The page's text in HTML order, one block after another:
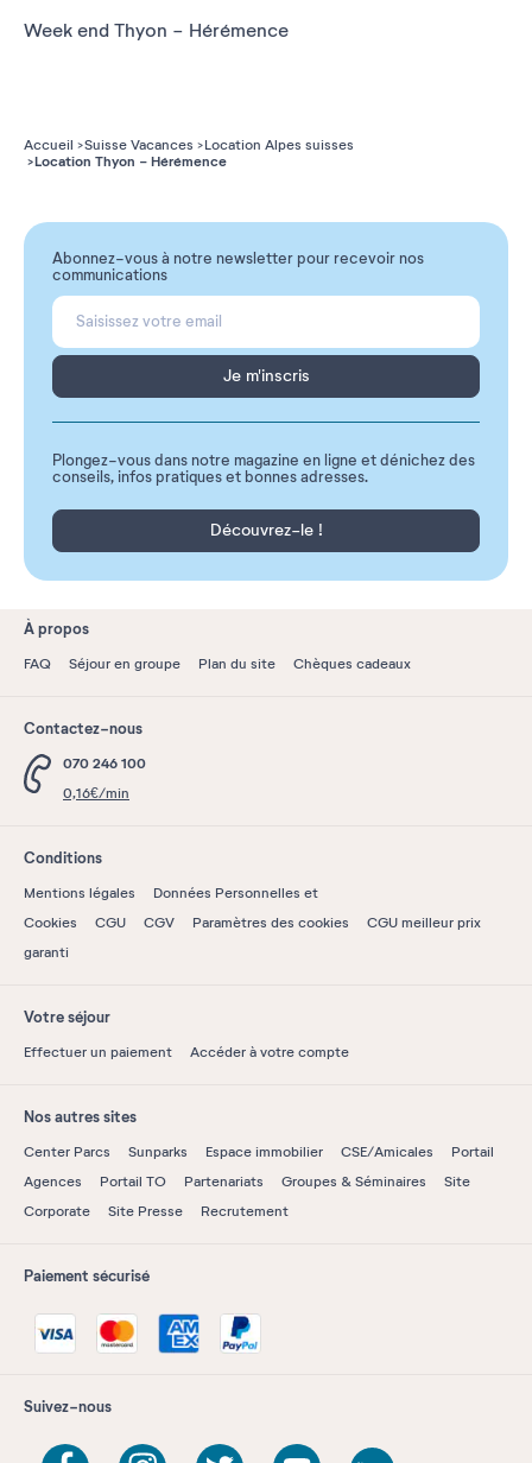
Week end Thyon - Hérémence
Accueil Suisse Vacances Location Alpes suisses
Location Thyon - Hérémence
Abonnez-vous à notre newsletter pour recevoir nos
communications
Je m'inscris
Plongez-vous dans notre magazine en ligne et dénichez des
conseils, infos pratiques et bonnes adresses.
Découvrez-le !
À propos
FAQ Séjour en groupe Plan du site Chèques cadeaux
Contactez-nous
070 246 100
0,16€/min
Conditions
Mentions légales
Données Personnelles et
Cookies
CGU CGV Paramètres des cookies
CGU meilleur prix
garanti
Votre séjour
Effectuer un paiement Accéder à votre compte
Nos autres sites
Center Parcs Sunparks Espace immobilier CSE/Amicales
Portail
Agences
Portail TO Partenariats Groupes & Séminaires
Site
Corporate
Site Presse Recrutement
Paiement sécurisé
Suivez-nous